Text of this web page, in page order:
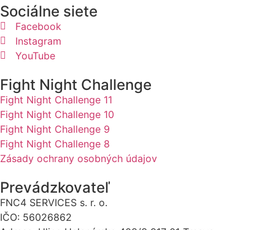
Sociálne siete
Facebook
Instagram
YouTube
Fight Night Challenge
Fight Night Challenge 11
Fight Night Challenge 10
Fight Night Challenge 9
Fight Night Challenge 8
Zásady ochrany osobných údajov
Prevádzkovateľ
FNC4 SERVICES s. r. o.
IČO: 56026862